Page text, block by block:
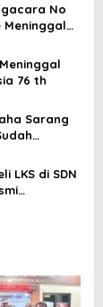
No
76 th
Sarang
Jambi
Penahanan
LKS di SDN